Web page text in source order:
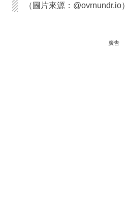
（圖片來源：@ovrnundr.io）
廣告